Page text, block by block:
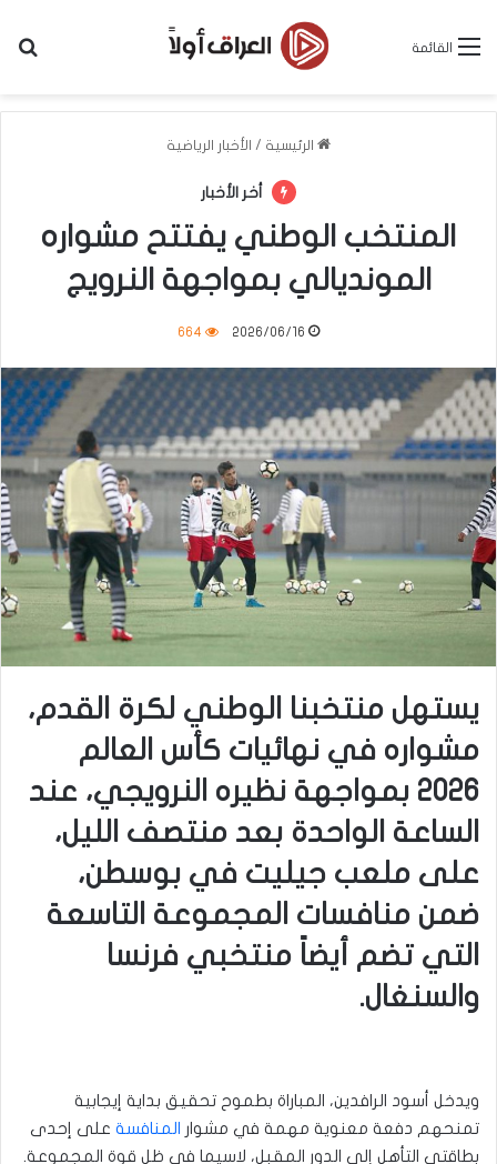
القائمة
الرئيسية / الأخبار الرياضية
أخر الأخبار
المنتخب الوطني يفتتح مشواره
المونديالي بمواجهة النرويج
2026/06/16
664
يستهل منتخبنا الوطني لكرة القدم،
مشواره في نهائيات كأس العالم
2026 بمواجهة نظيره النرويجي، عند
الساعة الواحدة بعد منتصف الليل،
على ملعب جيليت في بوسطن،
ضمن منافسات المجموعة التاسعة
التي تضم أيضاً منتخبي فرنسا
والسنغال.
ويدخل أسود الرافدين، المباراة بطموح تحقيق بداية إيجابية
تمنحهم دفعة معنوية مهمة في مشوار المنافسة على إحدى
بطاقتي التأهل إلى الدور المقبل، لاسيما في ظل قوة المجموعة.